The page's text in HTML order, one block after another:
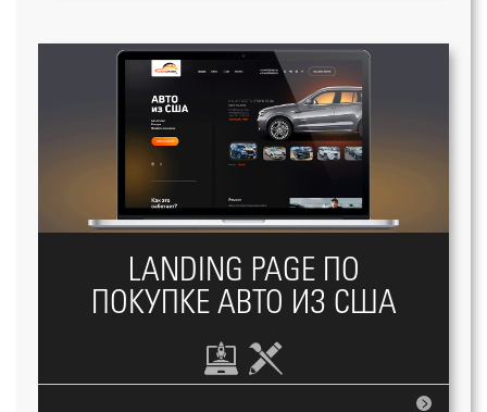
LANDING PAGE ПО
ПОКУПКЕ АВТО ИЗ США